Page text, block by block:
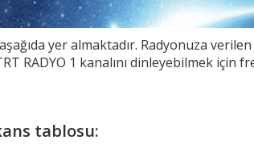
yer almaktadır. Radyonuza
RADYO 1 kanalını dinleyebilmek için
tablosu: